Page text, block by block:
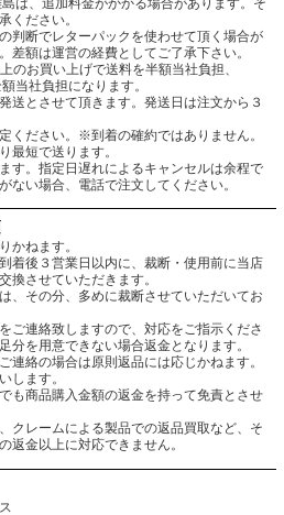
ください。
判断でレターパックを使わせて頂く場合が
差額は運営の経費としてご了承下さい。
のお買い上げで送料を半額当社負担、
当社負担になります。
送とさせて頂きます。発送日は注文から３
ください。※到着の確約ではありません。
最短で送ります。
す。指定日遅れによるキャンセルは余程で
ない場合、電話で注文してください。
かねます。
着後３営業日以内に、裁断・使用前に当店
換させていただきます。
、その分、多めに裁断させていただいてお
ご連絡致しますので、対応をご指示くださ
を用意できない場合返金となります。
連絡の場合は原則返品には応じかねます。
します。
も商品購入金額の返金を持って免責とさせ
クレームによる製品での返品買取など、そ
返金以上に対応できません。